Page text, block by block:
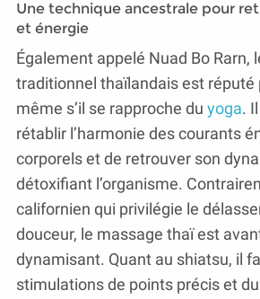
Une technique ancestrale pour
et énergie
Également appelé Nuad Bo Rarn,
traditionnel thaïlandais est réputé
même s’il se rapproche du yoga.
rétablir l’harmonie des courants
corporels et de retrouver son
détoxifiant l’organisme.
californien qui privilégie le
douceur, le massage thaï est
dynamisant. Quant au shiatsu, il
stimulations de points précis et